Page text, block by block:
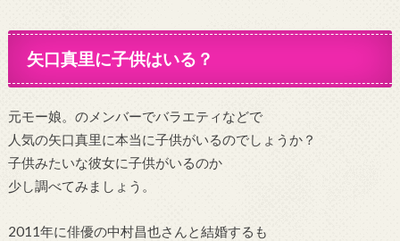
矢口真里に子供はいる？
元モー娘。のメンバーでバラエティなどで
人気の矢口真里に本当に子供がいるのでしょうか？
子供みたいな彼女に子供がいるのか
少し調べてみましょう。
2011年に俳優の中村昌也さんと結婚するも